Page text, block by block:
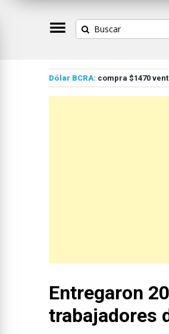
Dólar BCRA: compra $1470
Entregaron
trabajadores